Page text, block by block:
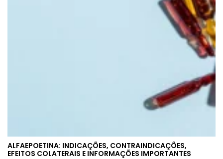
ALFAEPOETINA: INDICAÇÕES, CONTRAINDICAÇÕES,
EFEITOS COLATERAIS E INFORMAÇÕES IMPORTANTES